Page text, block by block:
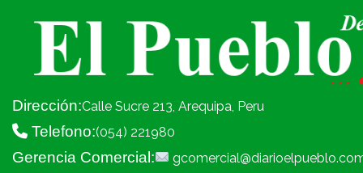
Dirección:Calle Sucre 213, Arequipa, Peru
Telefono:(054) 221980
Gerencia Comercial: